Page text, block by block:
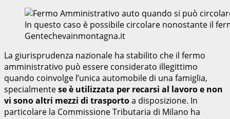
In questo caso è possibile circolare nonostante il
Gentechevainmontagna.it
La giurisprudenza nazionale ha stabilito che il fermo
amministrativo può essere considerato illegittimo
quando coinvolge l’unica automobile di una famiglia,
specialmentese è utilizzata per recarsi al lavoro e non
vi sono altri mezzi di trasportoa disposizione. In
particolare la Commissione Tributaria di Milano ha